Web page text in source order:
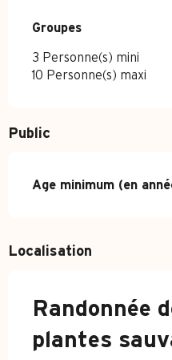
Groupes
Groupes
3 Personne(s) mini
10 Personne(s) maxi
Public
Age minimum (en
Localisation
Randonnée
plantes